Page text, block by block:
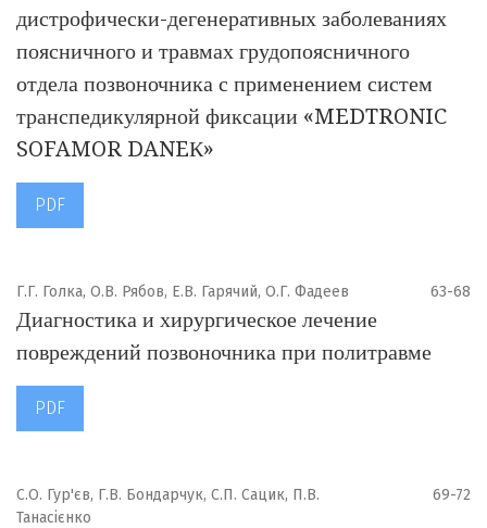
дистрофически-дегенеративных заболеваниях
поясничного и травмах грудопоясничного
отдела позвоночника с применением систем
транспедикулярной фиксации «MEDTRONIC
SOFAMOR DANEК»
PDF
Г.Г. Голка, О.В. Рябов, Е.В. Гарячий, О.Г. Фадеев 63-68
Диагностика и хирургическое лечение
повреждений позвоночника при политравме
PDF
С.О. Гур'єв, Г.В. Бондарчук, С.П. Сацик, П.В.
Танасієнко
69-72